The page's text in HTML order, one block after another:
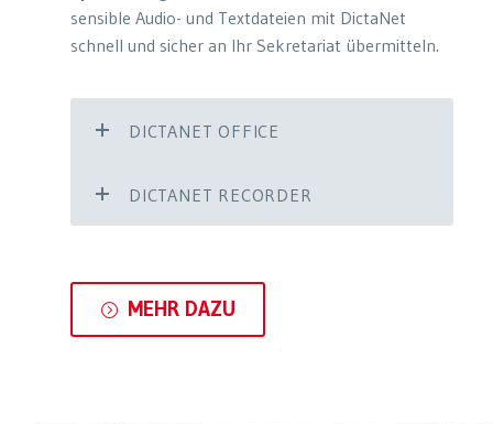
sensible Audio- und Textdateien mit DictaNet
schnell und sicher an Ihr Sekretariat übermitteln.
DICTANET OFFICE
DICTANET RECORDER
= MEHR DAZU